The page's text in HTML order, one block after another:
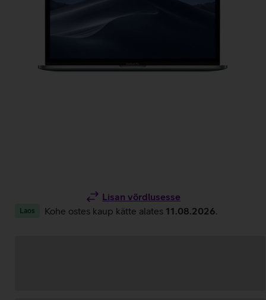
Lisan võrdlusesse
Laos Kohe ostes kaup kätte alates 11.08.2026